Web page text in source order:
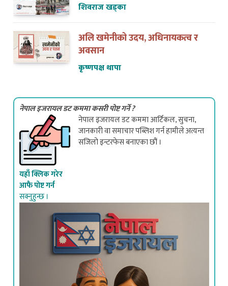
शिवराज खड्का
अलि खमेनीको उदय, अधिनायकत्व र
अवसान
कृष्णपक्ष थापा
नेपाल इजरायल डट कममा कसरी पोष्ट गर्ने ?
यहाँ क्लिक गरेर
आफै पोष्ट गर्न
सक्नुहुन्छ ।
नेपाल इजरायल डट कममा आर्टिकल, सुचना,
जानकारी वा समाचार पब्लिश गर्न हामीले अत्यन्त
सजिलो इन्टरफेस बनाएका छौं ।